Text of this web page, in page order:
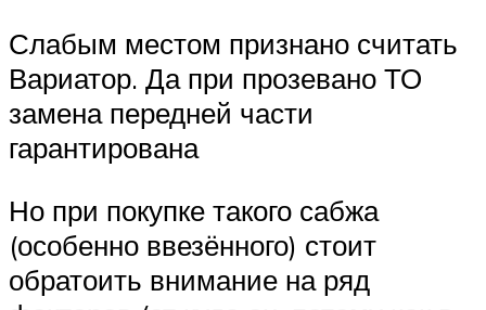
Слабым местом признано считать
Вариатор. Да при прозевано ТО
замена передней части
гарантирована
Но при покупке такого сабжа
(особенно ввезённого) стоит
обратоить внимание на ряд